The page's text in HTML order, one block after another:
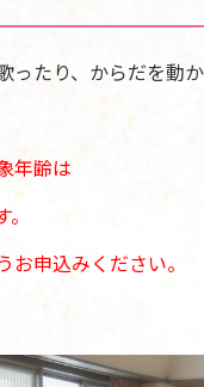
ったり、からだを動
年齢は
申込みください。